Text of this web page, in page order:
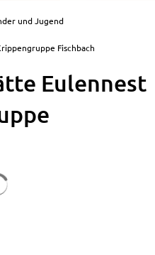
und Jugend
Fischbach
Eulennest